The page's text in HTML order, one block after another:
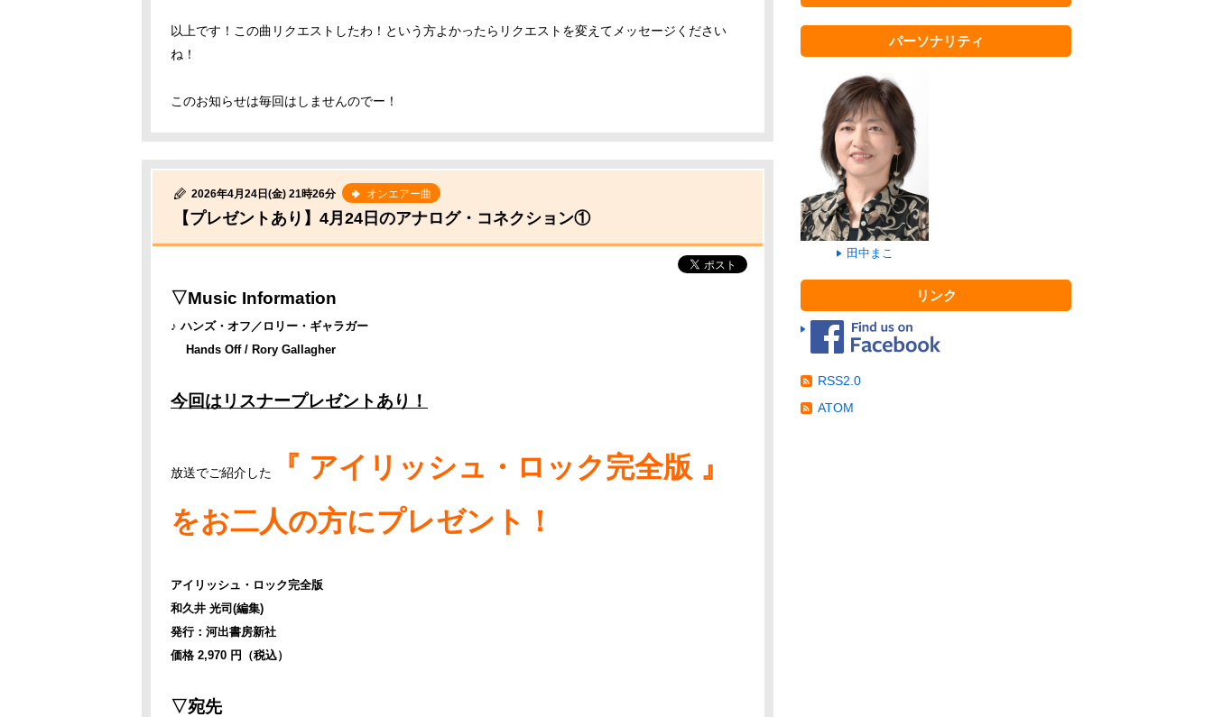
以上です！この曲リクエストしたわ！という方よかったらリクエストを変えてメッセージください
ね！
このお知らせは毎回はしませんのでー！
2026年4月24日(金) 21時26分 オンエアー曲
【プレゼントあり】4月24日のアナログ・コネクション①
▽Music Information
♪ ハンズ・オフ／ロリー・ギャラガー
Hands Off / Rory Gallagher
今回はリスナープレゼントあり！
放送でご紹介した
『 アイリッシュ・ロック完全版 』
をお二人の方にプレゼント！
アイリッシュ・ロック完全版
和久井 光司(編集)
発行：河出書房新社
価格 2,970 円（税込）
▽宛先
パーソナリティ
田中まこ
リンク
RSS2.0
ATOM